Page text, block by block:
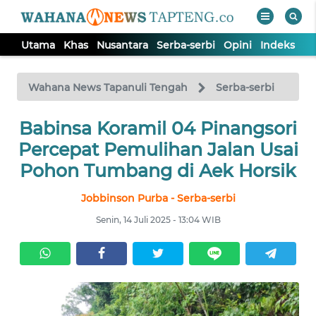
Utama Khas Nusantara Serba-serbi Opini Indeks
Wahana News Tapanuli Tengah Serba-serbi
Babinsa Koramil 04 Pinangsori
Percepat Pemulihan Jalan Usai
Pohon Tumbang di Aek Horsik
Jobbinson Purba - Serba-serbi
Senin, 14 Juli 2025 - 13:04 WIB
TV
Tutup
UTAMA
KHAS
SERBA-
SERBI